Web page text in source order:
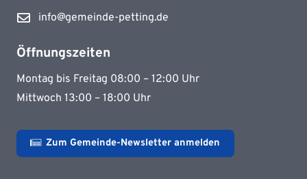
info@gemeinde-petting.de
Öffnungszeiten
Montag bis Freitag 08:00 – 12:00 Uhr
Mittwoch 13:00 – 18:00 Uhr
Zum Gemeinde-Newsletter anmelden